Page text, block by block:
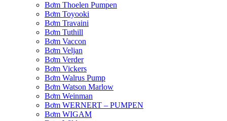
Bơm Thoelen Pumpen
Bơm Toyooki
Bơm Travaini
Bơm Tuthill
Bơm Vaccon
Bơm Veljan
Bơm Verder
Bơm Vickers
Bơm Walrus Pump
Bơm Watson Marlow
Bơm Weinman
Bơm WERNERT – PUMPEN
Bơm WIGAM